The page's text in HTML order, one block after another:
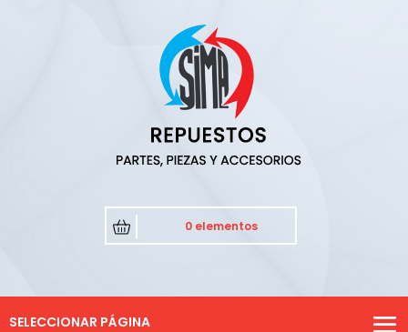
0 elementos
SELECCIONAR PÁGINA